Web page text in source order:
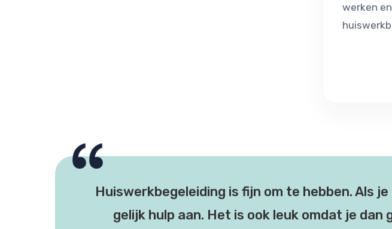
werken
Huiswerkbegeleiding is fijn om te hebben. Als
gelijk hulp aan. Het is ook leuk omdat je